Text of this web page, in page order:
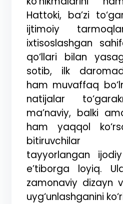
Hattoki, ba’zi
ijtimoiy
ixtisoslashgan
qo‘llari bilan
sotib, ilk
ham muvaffaq
natijalar
ma’naviy, balki
ham yaqqol
bitiruvchilar
tayyorlangan
e’tiborga loyiq.
zamonaviy dizayn
uyg‘unlashganini